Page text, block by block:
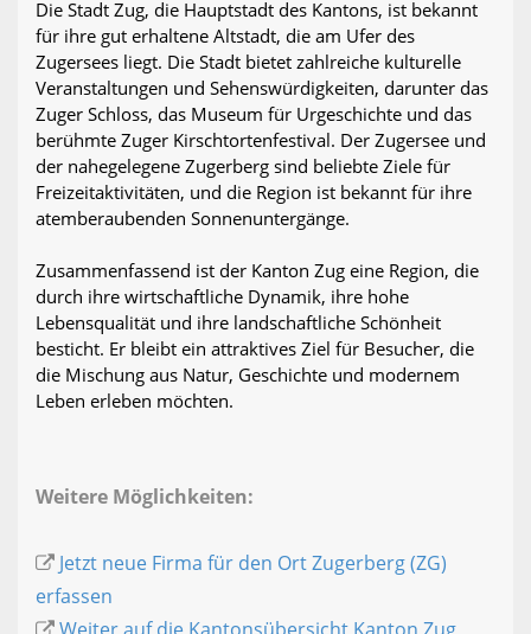
Die Stadt Zug, die Hauptstadt des Kantons, ist bekannt
für ihre gut erhaltene Altstadt, die am Ufer des
Zugersees liegt. Die Stadt bietet zahlreiche kulturelle
Veranstaltungen und Sehenswürdigkeiten, darunter das
Zuger Schloss, das Museum für Urgeschichte und das
berühmte Zuger Kirschtortenfestival. Der Zugersee und
der nahegelegene Zugerberg sind beliebte Ziele für
Freizeitaktivitäten, und die Region ist bekannt für ihre
atemberaubenden Sonnenuntergänge.
Zusammenfassend ist der Kanton Zug eine Region, die
durch ihre wirtschaftliche Dynamik, ihre hohe
Lebensqualität und ihre landschaftliche Schönheit
besticht. Er bleibt ein attraktives Ziel für Besucher, die
die Mischung aus Natur, Geschichte und modernem
Leben erleben möchten.
Weitere Möglichkeiten:
Jetzt neue Firma für den Ort Zugerberg (ZG)
erfassen